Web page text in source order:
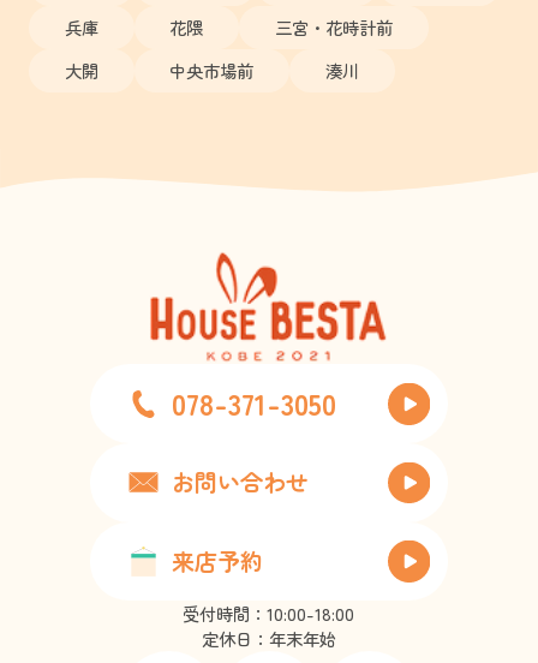
兵庫
花隈
三宮・花時計前
大開
中央市場前 湊川
078-371-3050
お問い合わせ
来店予約
受付時間：10:00-18:00
定休日：年末年始